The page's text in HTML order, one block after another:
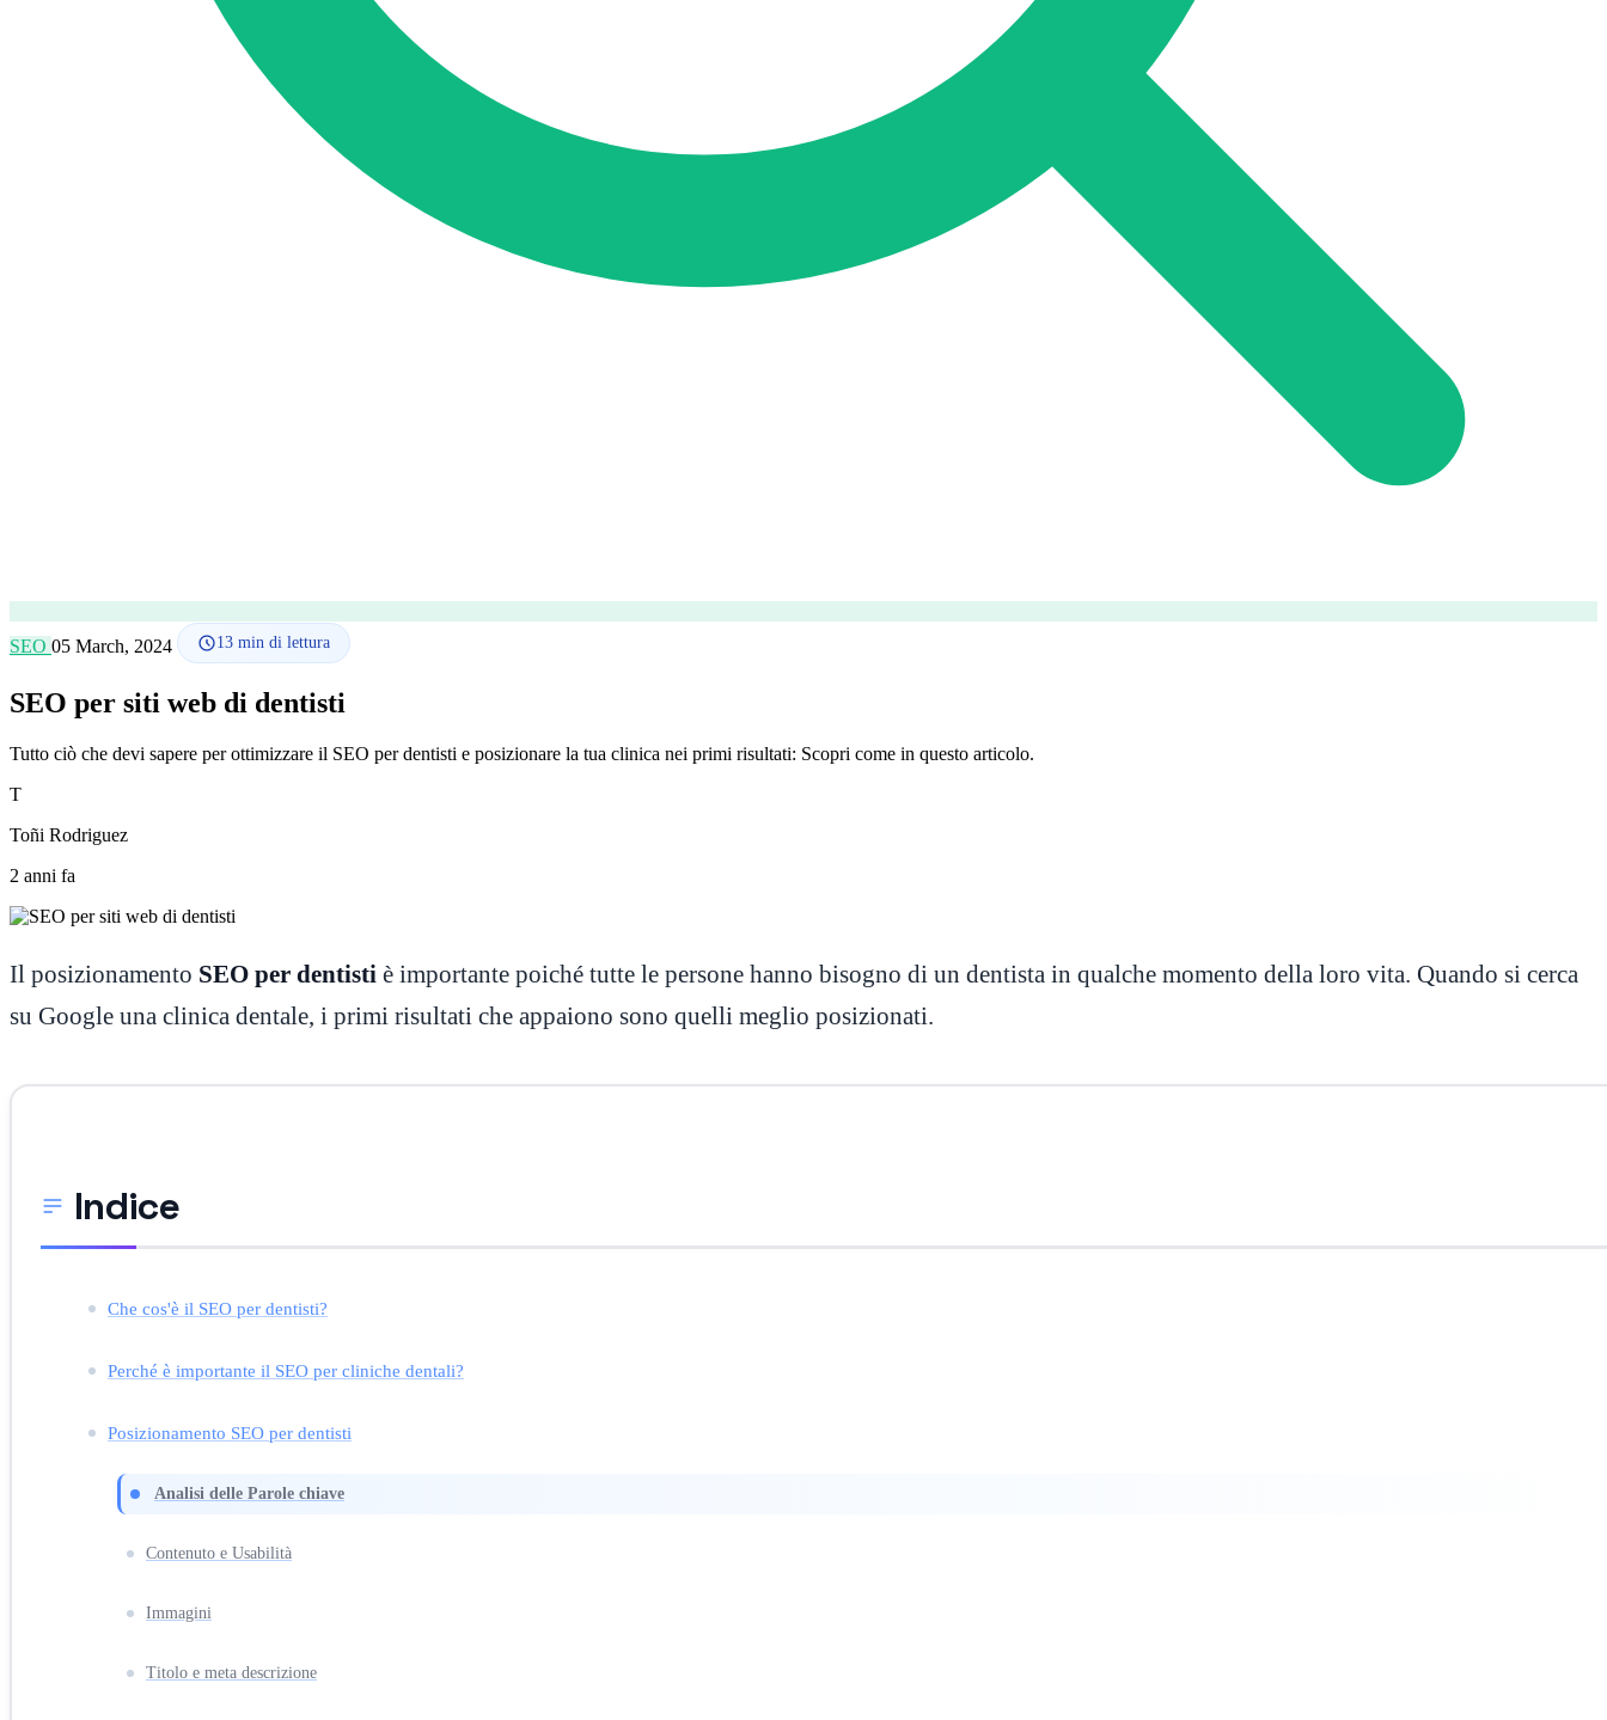
SEO 05 March, 2024 13 min di lettura
SEO per siti web di dentisti
Tutto ciò che devi sapere per ottimizzare il SEO per dentisti e posizionare la tua clinica nei primi risultati: Scopri come in questo articolo.
T
Toñi Rodriguez
2 anni fa
Il posizionamento SEO per dentisti è importante poiché tutte le persone hanno bisogno di un dentista in qualche momento della loro vita. Quando si cerca
su Google una clinica dentale, i primi risultati che appaiono sono quelli meglio posizionati.
Indice
Che cos'è il SEO per dentisti?
Perché è importante il SEO per cliniche dentali?
Posizionamento SEO per dentisti
Analisi delle Parole chiave
Contenuto e Usabilità
Immagini
Titolo e meta descrizione